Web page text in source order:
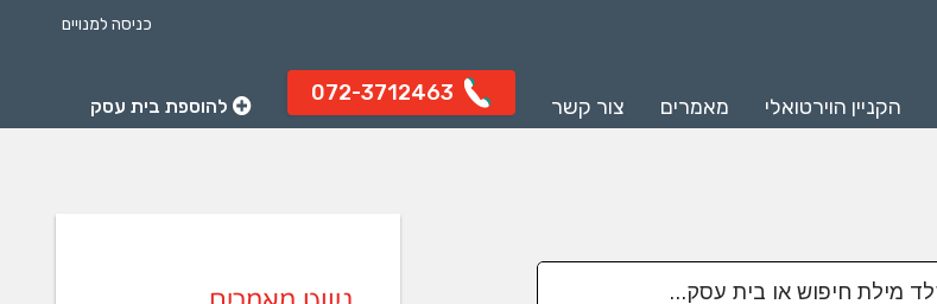
כניסה למנויים
הקניין הוירטואלי מאמרים צור קשר
072-3712463
להוספת בית עסק